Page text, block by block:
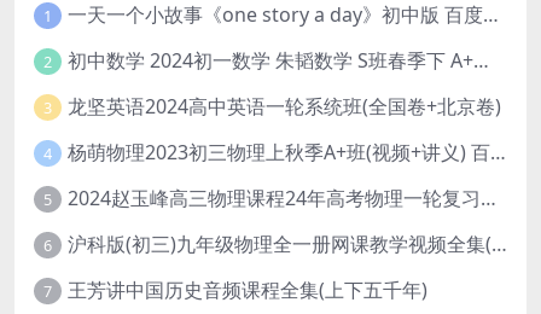
1 一天一个小故事《one story a day》初中版 百度网盘分享下载
2 初中数学 2024初一数学 朱韬数学 S班春季下 A+班春季下 百度云网盘
3 龙坚英语2024高中英语一轮系统班(全国卷+北京卷)
4 杨萌物理2023初三物理上秋季A+班(视频+讲义) 百度网盘分享
5 2024赵玉峰高三物理课程24年高考物理一轮复习网课教程
6 沪科版(初三)九年级物理全一册网课教学视频全集(录播版 杜春雨 66讲)
7 王芳讲中国历史音频课程全集(上下五千年)